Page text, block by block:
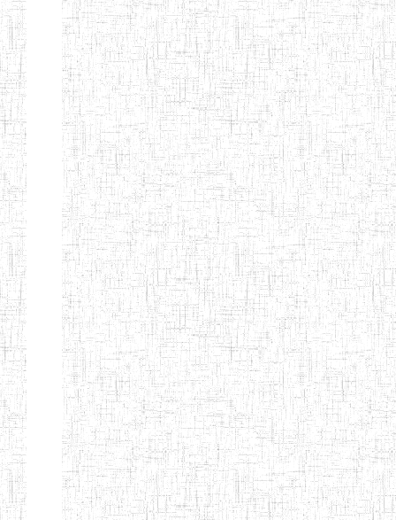
MOINILLONS
ENPIEG
BILINGUE
MAGAWATI
10/10/2013 ENIEG Privé
ENIEG
BILINGUE
MATSIAZE
10/07/2000 ENIEG Privé
ENPIEG
BILINGUE
SENTTI-IBES
20/08/2015 ENIEG Privé
ENIEG PRIVEE
BILINGUE LES
ROSSIGNOLS
MAJORS
06/06/2016 ENIEG Privé
ENI PRIVEE
LAIQUE
22/09/2000 ENIEG Privé